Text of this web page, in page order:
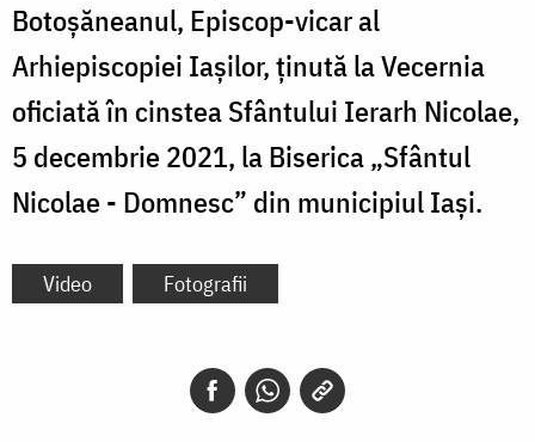
Botoșăneanul, Episcop-vicar al
Arhiepiscopiei Iașilor, ținută la Vecernia
oficiată în cinstea Sfântului Ierarh Nicolae,
5 decembrie 2021, la Biserica „Sfântul
Nicolae - Domnesc” din municipiul Iași.
Video Fotografii